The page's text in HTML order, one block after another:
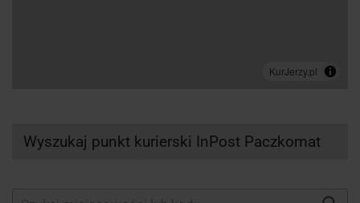
Wyszukaj punkt kurierski InPost Paczkomat